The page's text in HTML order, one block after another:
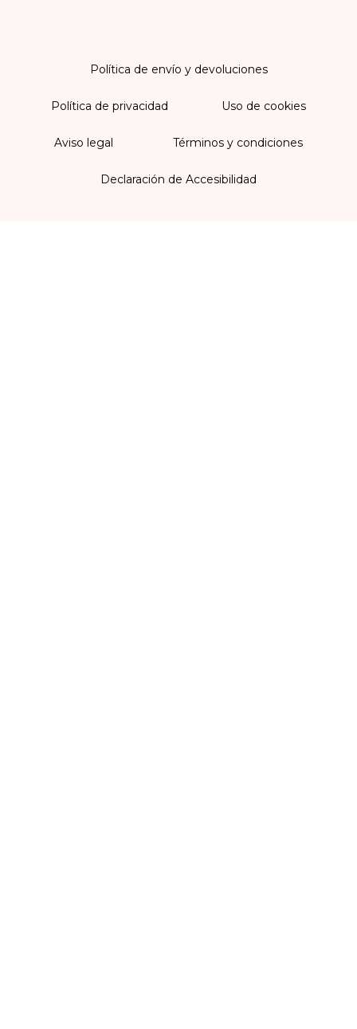
Política de envío y devoluciones
Política de privacidad Uso de cookies
Aviso legal Términos y condiciones
Declaración de Accesibilidad